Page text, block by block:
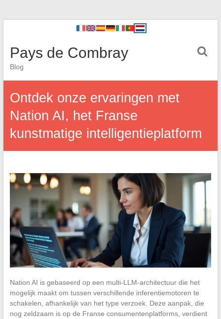
Pays de Combray
Blog
Ontdek onze ervaringen met
Nation AI, het Franse
kunstmatige intelligentieplatform
Nation AI is gebaseerd op een multi-LLM-architectuur die het
mogelijk maakt om tussen verschillende inferentiemotoren te
schakelen, afhankelijk van het type verzoek. Deze aanpak, die
nog zeldzaam is op de Franse consumentenplatforms, verdient